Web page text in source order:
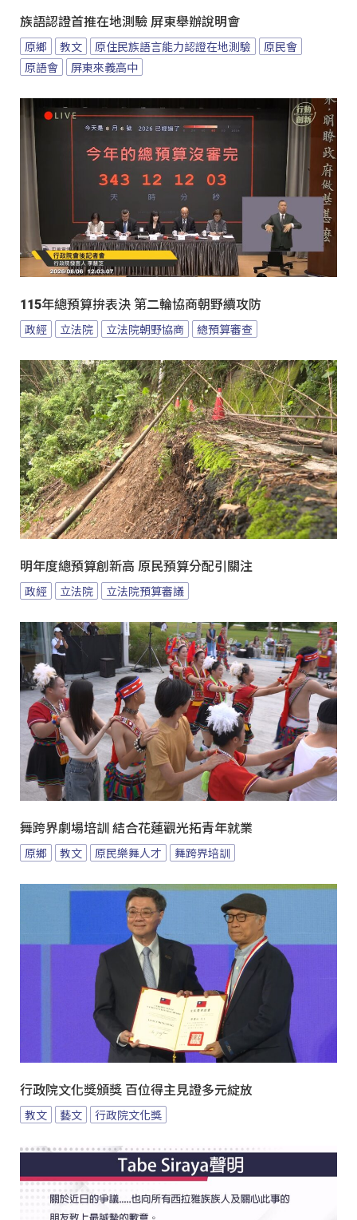
族語認證首推在地測驗 屏東舉辦說明會
原鄉 教文 原住民族語言能力認證在地測驗
原民會
原語會
屏東來義高中
115年總預算拚表決 第二輪協商朝野續攻防
政經 立法院 立法院朝野協商 總預算審查
明年度總預算創新高 原民預算分配引關注
政經 立法院 立法院預算審議
舞跨界劇場培訓 結合花蓮觀光拓青年就業
原鄉 教文 原民樂舞人才 舞跨界培訓
行政院文化獎頒獎 百位得主見證多元綻放
教文 藝文 行政院文化獎